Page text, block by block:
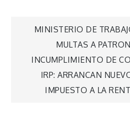
de
entradas
MINISTERIO DE
MULTAS A
INCUMPLIMIENTO DE
IRP: ARRANCAN
IMPUESTO A LA